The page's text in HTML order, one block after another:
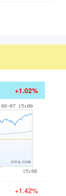
+1.02%
+1.42%